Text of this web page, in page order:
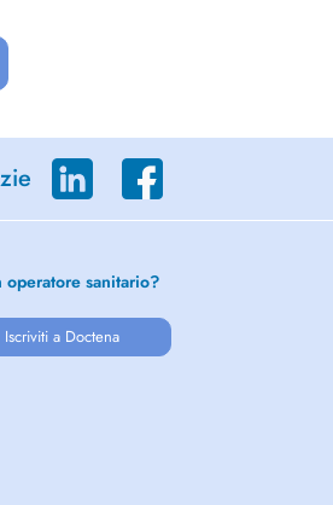
operatore sanitario?
Iscriviti a Doctena